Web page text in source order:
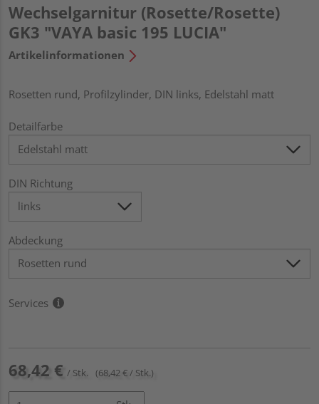
Wechselgarnitur (Rosette/Rosette)
GK3 "VAYA basic 195 LUCIA"
Artikelinformationen
Rosetten rund, Profilzylinder, DIN links, Edelstahl matt
Detailfarbe
DIN Richtung
Abdeckung
Services
68,42 € / Stk. (68,42 € / Stk.)